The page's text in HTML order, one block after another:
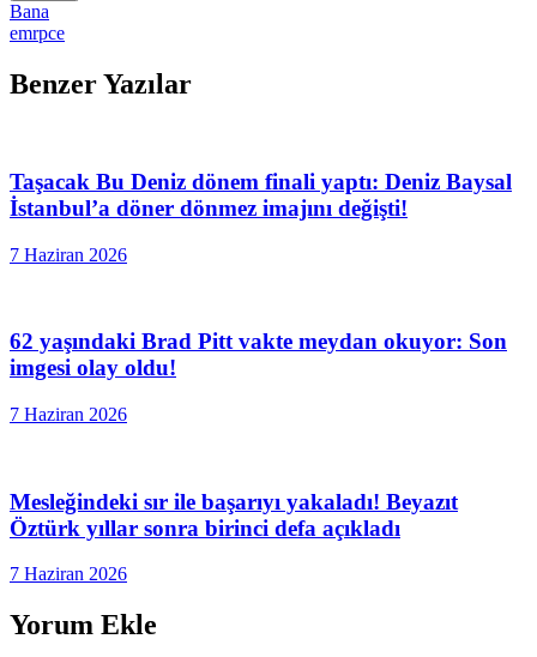
Bana
emrpce
Benzer Yazılar
Taşacak Bu Deniz dönem finali yaptı: Deniz Baysal
İstanbul’a döner dönmez imajını değişti!
7 Haziran 2026
62 yaşındaki Brad Pitt vakte meydan okuyor: Son
imgesi olay oldu!
7 Haziran 2026
Mesleğindeki sır ile başarıyı yakaladı! Beyazıt
Öztürk yıllar sonra birinci defa açıkladı
7 Haziran 2026
Yorum Ekle